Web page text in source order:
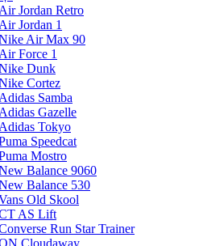
Air Jordan Retro
Air Jordan 1
Air Max 90
Air Force 1
Dunk
Cortez
Adidas Samba
Adidas Gazelle
Adidas Tokyo
Speedcat
Mostro
Balance 9060
Balance 530
Old Skool
AS Lift
Run Star Trainer
Cloudaway